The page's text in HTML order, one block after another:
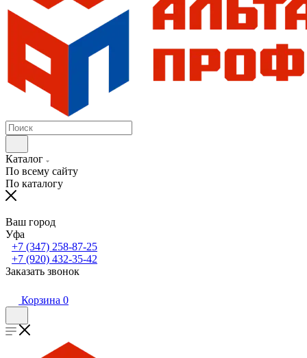
Каталог
По всему сайту
По каталогу
Ваш город
Уфа
+7 (347) 258-87-25
+7 (920) 432-35-42
Заказать звонок
Корзина 0